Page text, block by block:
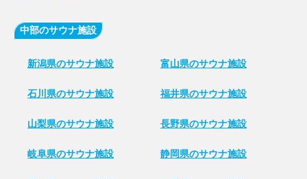
中部のサウナ施設
新潟県のサウナ施設 富山県のサウナ施設
石川県のサウナ施設 福井県のサウナ施設
山梨県のサウナ施設 長野県のサウナ施設
岐阜県のサウナ施設 静岡県のサウナ施設